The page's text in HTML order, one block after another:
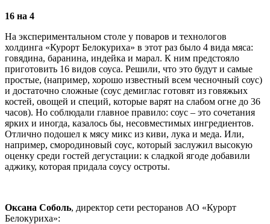
16 на 4
На экспериментальном столе у поваров и технологов
холдинга «Курорт Белокуриха» в этот раз было 4 вида мяса:
говядина, баранина, индейка и марал. К ним предстояло
приготовить 16 видов соуса. Решили, что это будут и самые
простые, (например, хорошо известный всем чесночный соус)
и достаточно сложные (соус демиглас готовят из говяжьих
костей, овощей и специй, которые варят на слабом огне до 36
часов). Но соблюдали главное правило: соус – это сочетания
ярких и иногда, казалось бы, несовместимых ингредиентов.
Отлично подошел к мясу микс из киви, лука и меда. Или,
например, смородиновый соус, который заслужил высокую
оценку среди гостей дегустации: к сладкой ягоде добавили
аджику, которая придала соусу остроты.
Оксана Соболь, директор сети ресторанов АО «Курорт
Белокуриха»: